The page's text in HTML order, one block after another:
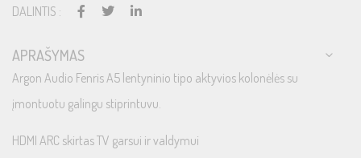
DALINTIS :
APRAŠYMAS
Argon Audio Fenris A5 lentyninio tipo aktyvios kolonėlės su
įmontuotu galingu stiprintuvu.
HDMI ARC skirtas TV garsui ir valdymui